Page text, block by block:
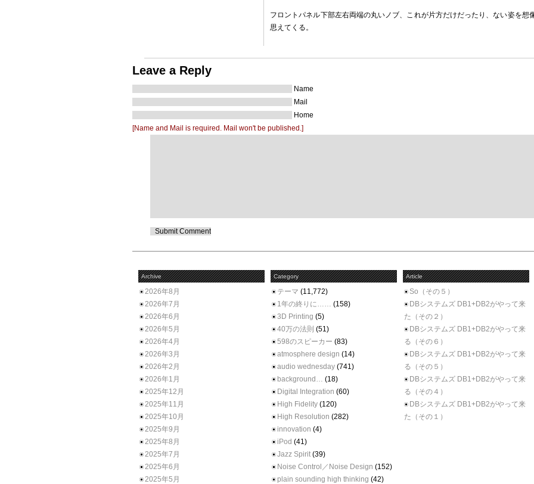
フロントパネル下部左右両端の丸いノブ、これが片方だけだったり、ない姿を想
思えてくる。
Leave a Reply
Name
Mail
Home
[Name and Mail is required. Mail won't be published.]
Archive
2026年8月
2026年7月
2026年6月
2026年5月
2026年4月
2026年3月
2026年2月
2026年1月
2025年12月
2025年11月
2025年10月
2025年9月
2025年8月
2025年7月
2025年6月
2025年5月
Category
テーマ (11,772)
1年の終りに…… (158)
3D Printing (5)
40万の法則 (51)
598のスピーカー (83)
atmosphere design (14)
audio wednesday (741)
background… (18)
Digital Integration (60)
High Fidelity (120)
High Resolution (282)
innovation (4)
iPod (41)
Jazz Spirit (39)
Noise Control／Noise Design (152)
plain sounding high thinking (42)
Article
So（その５）
DBシステムズ DB1+DB2がやって来
た（その２）
DBシステムズ DB1+DB2がやって来
る（その６）
DBシステムズ DB1+DB2がやって来
る（その５）
DBシステムズ DB1+DB2がやって来
る（その４）
DBシステムズ DB1+DB2がやって来
た（その１）